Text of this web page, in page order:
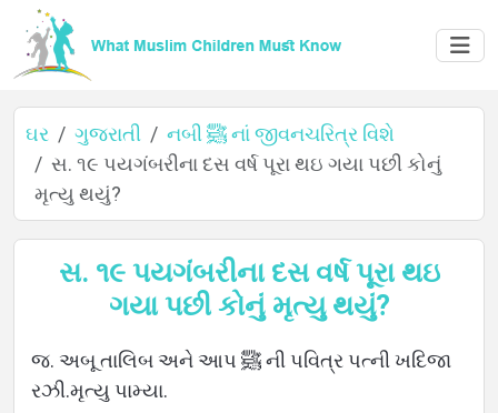
ઘર
ઘર ગુજરાતી
નબી ﷺ નાં જીવનચરિત્ર વિશે
સ. ૧૯ પયગંબરીના દસ વર્ષ પૂરા થઇ ગયા પછી કોનું
મૃત્યુ થયું?
સ. ૧૯ પયગંબરીના દસ વર્ષ પૂરા થઇ
ગયા પછી કોનું મૃત્યુ થયું?
જ. અબૂ તાલિબ અને આપ ﷺ ની પવિત્ર પત્ની ખદિજા
રઝી.મૃત્યુ પામ્યા.